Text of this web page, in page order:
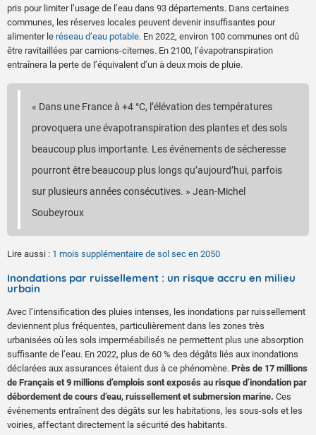
pris pour limiter l’usage de l’eau dans 93 départements. Dans certaines
communes, les réserves locales peuvent devenir insuffisantes pour
alimenter le réseau d’eau potable. En 2022, environ 100 communes ont dû
être ravitaillées par camions-citernes. En 2100, l’évapotranspiration
entraînera la perte de l’équivalent d’un à deux mois de pluie.
« Dans une France à +4 °C, l’élévation des températures
provoquera une évapotranspiration des plantes et des sols
beaucoup plus importante. Les événements de sécheresse
pourront être beaucoup plus longs qu’aujourd’hui, parfois
sur plusieurs années consécutives. » Jean-Michel
Soubeyroux
Lire aussi : 1 mois supplémentaire de sol sec en 2050
Inondations par ruissellement : un risque accru en milieu
urbain
Avec l’intensification des pluies intenses, les inondations par ruissellement
deviennent plus fréquentes, particulièrement dans les zones très
urbanisées où les sols imperméabilisés ne permettent plus une absorption
suffisante de l’eau. En 2022, plus de 60 % des dégâts liés aux inondations
déclarées aux assurances étaient dus à ce phénomène. Près de 17 millions
de Français et 9 millions d’emplois sont exposés au risque d’inondation par
débordement de cours d’eau, ruissellement et submersion marine. Ces
événements entraînent des dégâts sur les habitations, les sous-sols et les
voiries, affectant directement la sécurité des habitants.